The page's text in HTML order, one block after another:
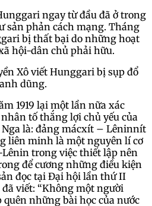
ngay từ đầu đã ở trong
sản phản cách mạng. Tháng
bị thất bại do những hoạt
hội-dân chủ phải hữu.
Xô viết Hunggari bị sụp đổ
dũng.
1919 lại một lần nữa xác
tố thắng lợi chủ yếu của
là: đảng mácxít – Lêninnít
liên minh là một nguyên lí cơ
trong việc thiết lập nên
để cương những điều kiện
đọc tại Đại hội lần thứ II
viết: “Không một người
quên những bài học của nước